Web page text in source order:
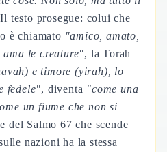
testo prosegue: colui che
è chiamato "amico, amato,
le creature", la Torah
) e timore (yirah), lo
fedele", diventa "come una
un fiume che non si
del Salmo 67 che scende
nazioni ha la stessa